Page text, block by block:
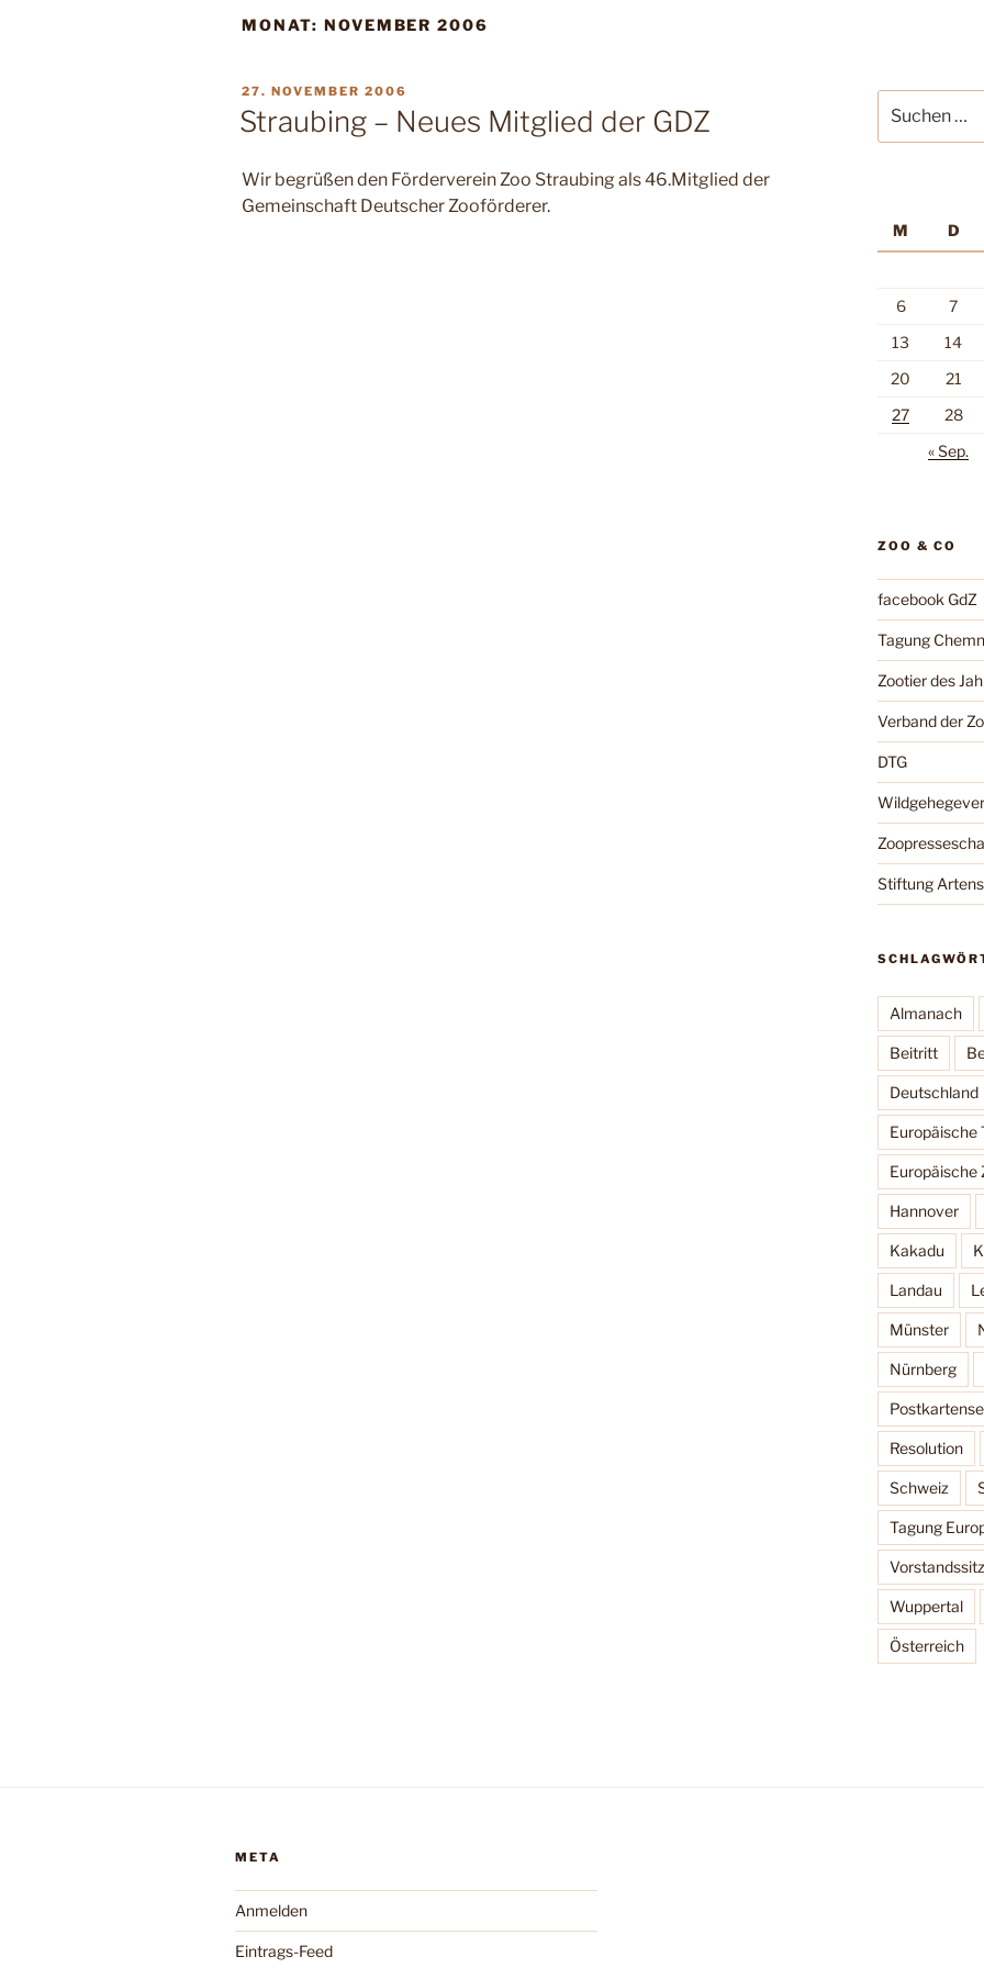
MONAT: NOVEMBER 2006
VERÖFFENTLICHT
AM
27. NOVEMBER 2006
Straubing – Neues Mitglied der GDZ
Wir begrüßen den Förderverein Zoo Straubing als 46.Mitglied der
Gemeinschaft Deutscher Zooförderer.
nach:
M
D
6
7
13
14
20
21
27
28
« Sep.
ZOO & CO
facebook GdZ
Tagung
Zootier des
Verband der
DTG
Stiftung
Almanach
Beitritt
Deutschland
Europäische
Europäische
Hannover
Kakadu
Landau
Münster
Nürnberg
Resolution
Schweiz
Tagung
Wuppertal
Österreich
META
Anmelden
Eintrags-Feed